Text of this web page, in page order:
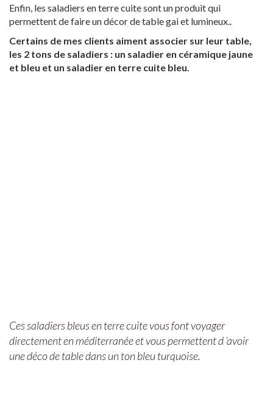
Enfin, les saladiers en terre cuite sont un produit qui
permettent de faire un décor de table gai et lumineux..
Certains de mes clients aiment associer sur leur table,
les 2 tons de saladiers : un saladier en céramique jaune
et bleu et un saladier en terre cuite bleu.
Ces saladiers bleus en terre cuite vous font voyager
directement en méditerranée et vous permettent d ‘avoir
une déco de table dans un ton bleu turquoise.